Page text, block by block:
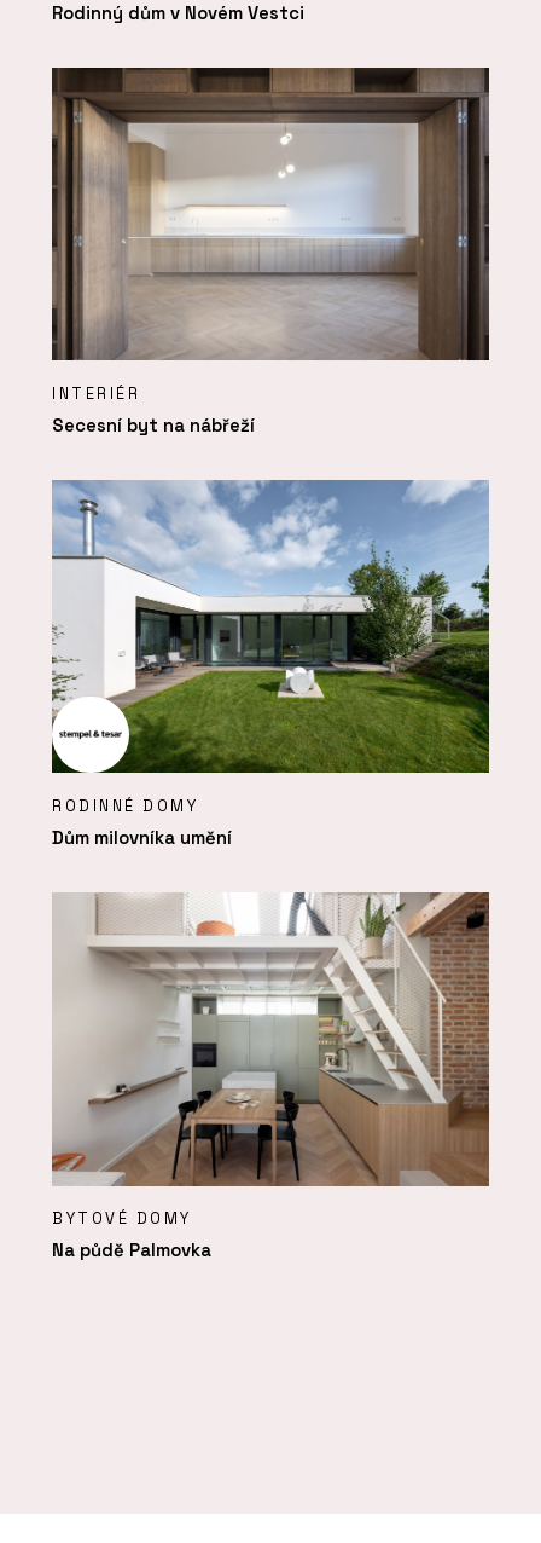
Rodinný dům v Novém Vestci
INTERIÉR
Secesní byt na nábřeží
RODINNÉ DOMY
Dům milovníka umění
BYTOVÉ DOMY
Na půdě Palmovka